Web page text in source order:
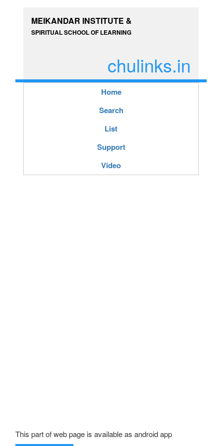
MEIKANDAR INSTITUTE &
SPIRITUAL SCHOOL OF LEARNING
chulinks.in
Home
Search
List
Support
Video
This part of web page is available as android app